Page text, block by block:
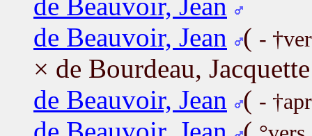
de Beauvoir, Jean
( -
× de Bourdeau, Jacquette
de Beauvoir, Jean
( -